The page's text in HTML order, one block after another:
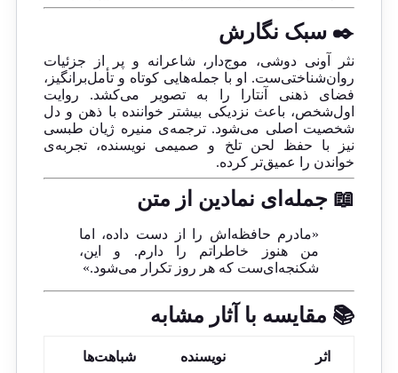
✒️ سبک نگارش
نثر آونی دوشی، موج‌دار، شاعرانه و پر از جزئیات
روان‌شناختی‌ست. او با جمله‌هایی کوتاه و تأمل‌برانگیز،
فضای ذهنی آنتارا را به تصویر می‌کشد. روایت
اول‌شخص، باعث نزدیکی بیشتر خواننده با ذهن و دل
شخصیت اصلی می‌شود. ترجمه‌ی منیره ژیان طبسی
نیز با حفظ لحن تلخ و صمیمی نویسنده، تجربه‌ی
خواندن را عمیق‌تر کرده.
📖 جمله‌ای نمادین از متن
«مادرم حافظه‌اش را از دست داده، اما
من هنوز خاطراتم را دارم. و این،
شکنجه‌ای‌ست که هر روز تکرار می‌شود.»
📚 مقایسه با آثار مشابه
اثر نویسنده شباهت‌ها